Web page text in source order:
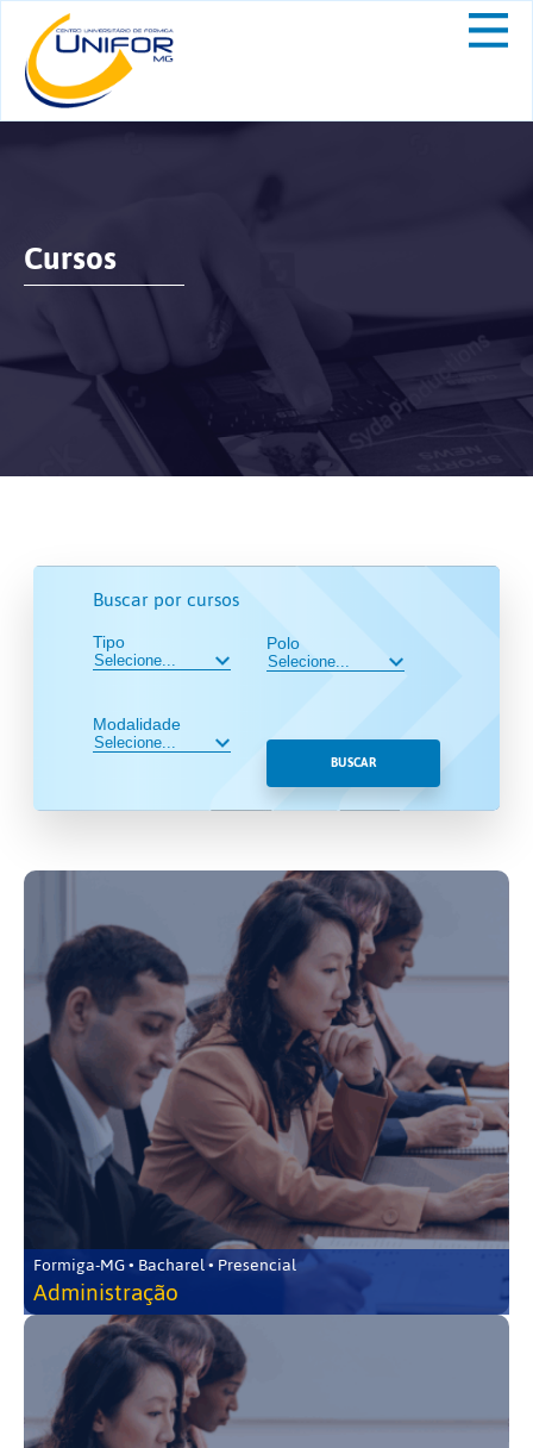
Cursos
Buscar por cursos
Tipo
Modalidade
Polo
BUSCAR
Formiga-MG • Bacharel • Presencial
Administração